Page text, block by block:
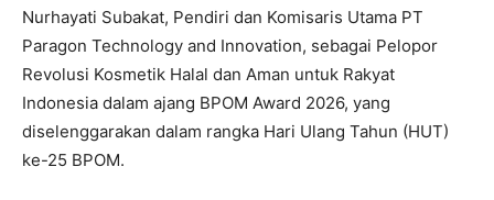
Nurhayati Subakat, Pendiri dan Komisaris Utama PT
Paragon Technology and Innovation, sebagai Pelopor
Revolusi Kosmetik Halal dan Aman untuk Rakyat
Indonesia dalam ajang BPOM Award 2026, yang
diselenggarakan dalam rangka Hari Ulang Tahun (HUT)
ke-25 BPOM.